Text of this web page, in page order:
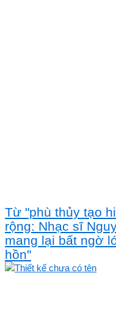
Từ "phù thủy tạo
rộng: Nhạc sĩ
mang lại bất ngờ
hồn"